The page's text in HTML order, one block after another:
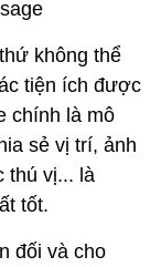
không thể
tiện ích được
chính là mô
sẻ vị trí, ảnh
thú vị... là
tốt.
đối và cho